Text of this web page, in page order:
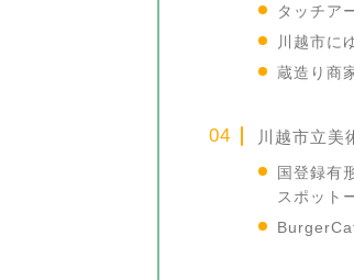
タッチア
川越市に
蔵造り商
川越市立美
国登録有
スポット